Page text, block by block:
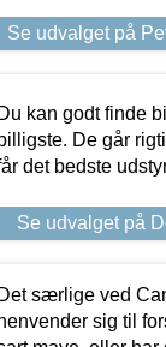
Se udvalget på
Du kan godt finde
billigste. De går
det bedste
Se udvalget på
Det særlige ved
henvender sig til